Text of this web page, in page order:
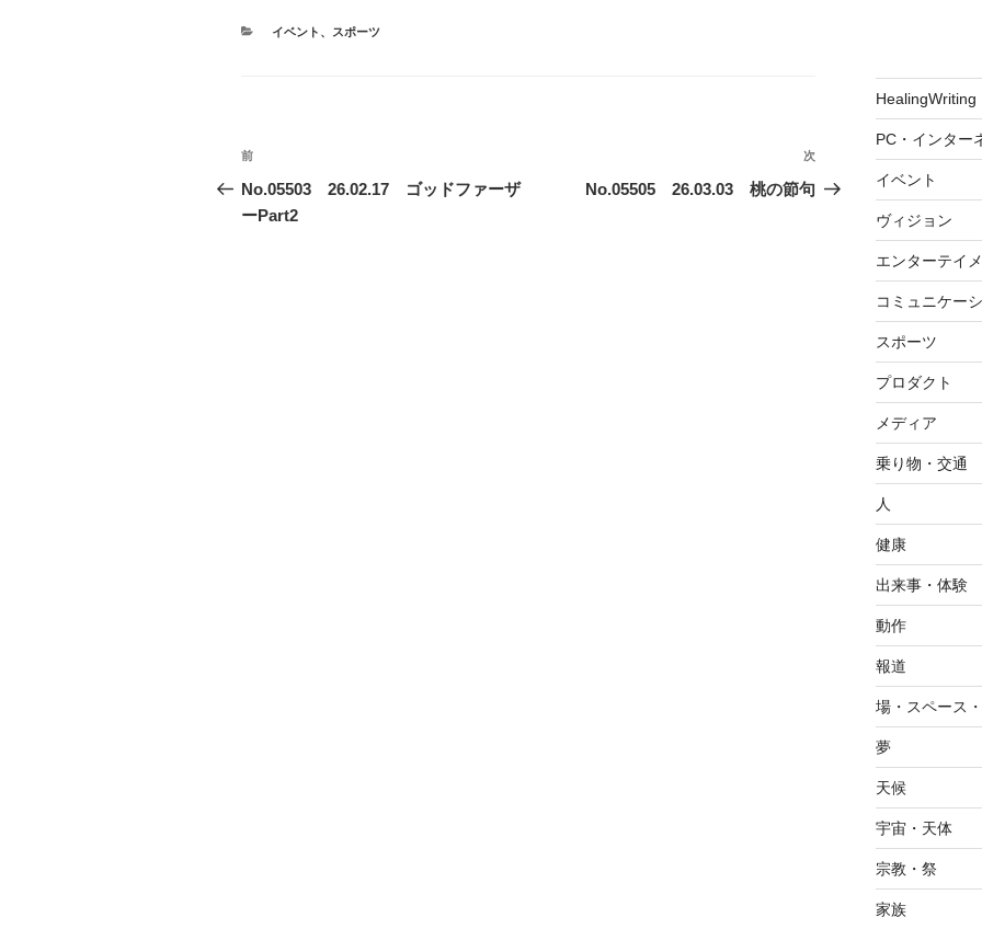
カ
イベント 、 スポーツ
投
稿
ナ
前
の
投
前
No.05503 26.02.17 ゴッドファーザ
ーPart2
次
の
次
No.05505 26.03.03 桃の節句
HealingWriting
PC・インター
イベント
ヴィジョン
エンターテイ
コミュニケー
スポーツ
プロダクト
メディア
乗り物・交通
人
健康
出来事・体験
動作
報道
場・スペース
夢
天候
宇宙・天体
宗教・祭
家族